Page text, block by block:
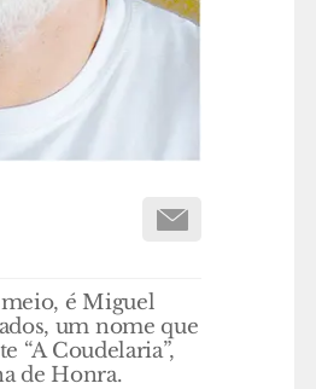
meio, é Miguel
um nome que
“A Coudelaria”,
de Honra.